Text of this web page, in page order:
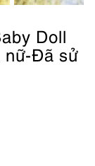
Doll
nữ-Đã sử